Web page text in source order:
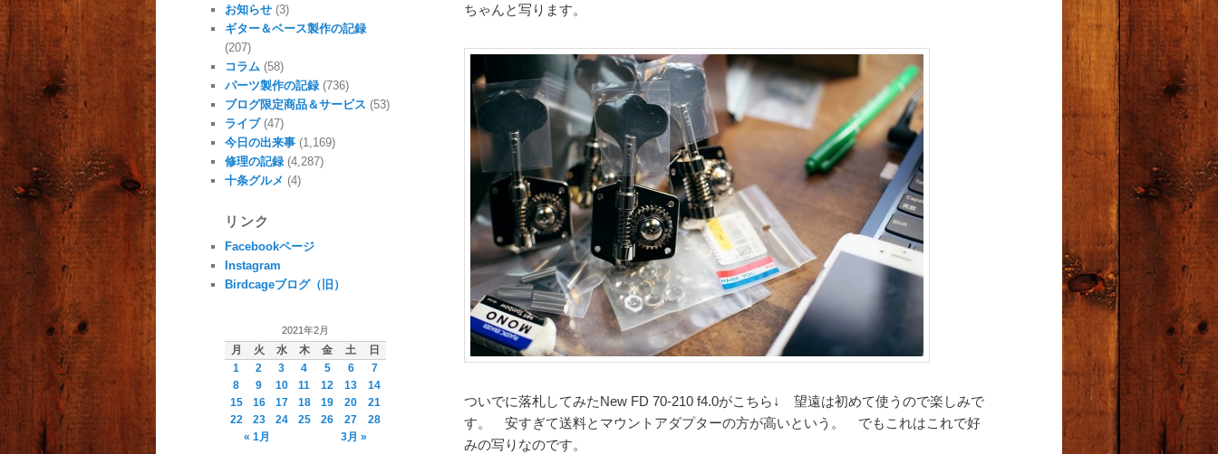
ちゃんと写ります。
ついでに落札してみたNew FD 70-210 f4.0がこちら↓ 望遠は初めて使うので楽しみで
す。 安すぎて送料とマウントアダプターの方が高いという。 でもこれはこれで好
みの写りなのです。
お知らせ (3)
ギター＆ベース製作の記録
(207)
コラム (58)
パーツ製作の記録 (736)
ブログ限定商品＆サービス (53)
ライブ(47)
今日の出来事 (1,169)
修理の記録 (4,287)
十条グルメ (4)
リンク
Facebookページ
Instagram
Birdcageブログ（旧）
2021年2月
月 火 水 木 金 土
日
1
2 3 4 5 6
7
8
9 10 11 12 13
14
15
16 17 18 19 20
21
22
23 24 25 26 27
28
« 1月
3月 »